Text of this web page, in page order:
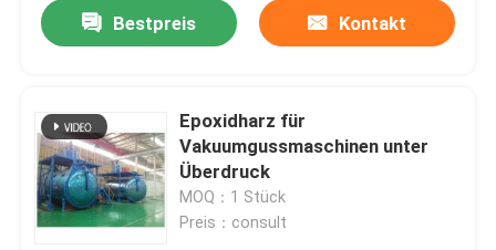
Transformator-Wundkern
CRGO CRNGO
Stapelner Kern
Bestpreis Kontakt
Epoxidharz für
Vakuumgussmaschinen unter
Überdruck
MOQ：1 Stück
Preis：consult